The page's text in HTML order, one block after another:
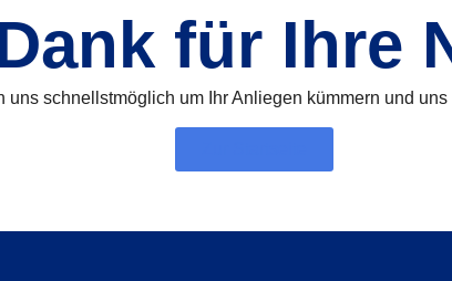
für Ihre
uns schnellstmöglich um Ihr Anliegen kümmern und